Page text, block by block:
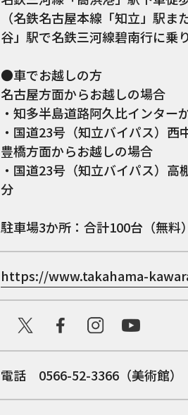
（名鉄名古屋本線「知立」駅ま
谷」駅で名鉄三河線碧南行に乗り
●車でお越しの方
名古屋方面からお越しの場合
・知多半島道路阿久比インター
・国道23号（知立バイパス）西
豊橋方面からお越しの場合
・国道23号（知立バイパス）高
分
駐車場3か所：合計100台（無料）
https://www.takahama-
電話 0566-52-3366（美術館）